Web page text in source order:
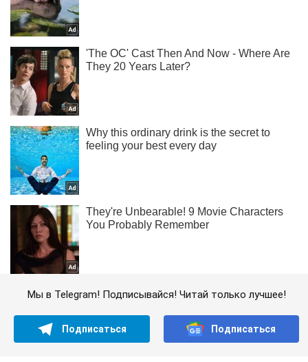
Мы в Telegram! Подписывайся! Читай только лучшее!
Подписаться Подписаться